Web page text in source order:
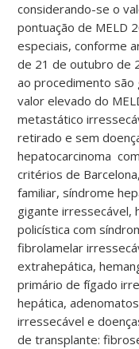
considerando-se o
pontuação de MELD
especiais, conforme
de 21 de outubro de
ao procedimento
valor elevado do
metastático
retirado e sem
hepatocarcinoma
critérios de
familiar, síndrome
gigante irressecável,
policística com
fibrolamelar
extrahepática,
primário de fígado
hepática,
irressecável e
de transplante: